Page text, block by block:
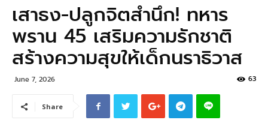
เสาธง-ปลูกจิตสำนึก! ทหาร
พราน 45 เสริมความรักชาติ
สร้างความสุขให้เด็กนราธิวาส
June 7, 2026 63
Share